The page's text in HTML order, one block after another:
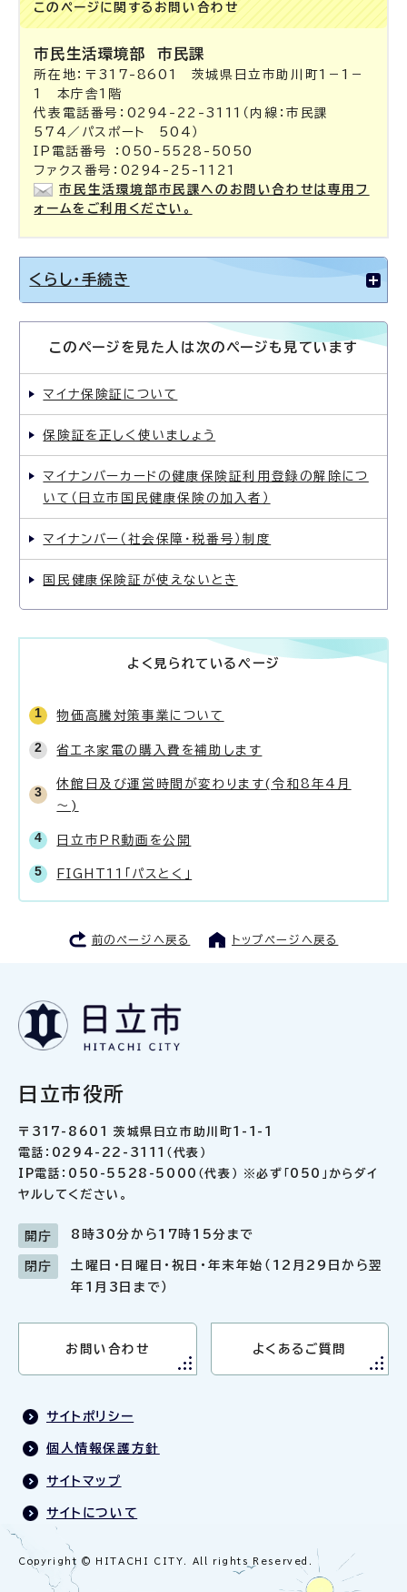
このページに関する お問い合わせ
市民生活環境部市民課
所在地：〒317-8601 茨城県日立市助川町1－1－
1 本庁舎1階
代表電話番号：0294-22-3111（内線：市民課
574／パスポート 504）
IP電話番号 ：050-5528-5050
ファクス番号：0294-25-1121
市民生活環境部市民課へのお問い合わせは専用フ
ォームをご利用ください。
くらし・手続き
このページを見た人は次のページも見ています
マイナ保険証について
保険証を正しく使いましょう
マイナンバーカードの健康保険証利用登録の解除につ
いて（日立市国民健康保険の加入者）
マイナンバー（社会保障・税番号）制度
国民健康保険証が使えないとき
よく見られているページ
物価高騰対策事業について
省エネ家電の購入費を補助します
休館日及び運営時間が変わります(令和8年4月
～)
日立市PR動画を公開
FIGHT11「パスとく」
前のページへ戻る トップページへ戻る
日立市役所
〒317-8601 茨城県日立市助川町1-1-1
電話：0294-22-3111（代表）
IP電話：050-5528-5000（代表） ※必ず「050」からダイ
ヤルしてください。
開庁 8時30分から17時15分まで
閉庁
土曜日・日曜日・祝日・年末年始（12月29日から翌
年1月3日まで）
お問い合わせ よくあるご質問
サイトポリシー
個人情報保護方針
サイトマップ
サイトについて
Copyright © HITACHI CITY. All rights Reserved.